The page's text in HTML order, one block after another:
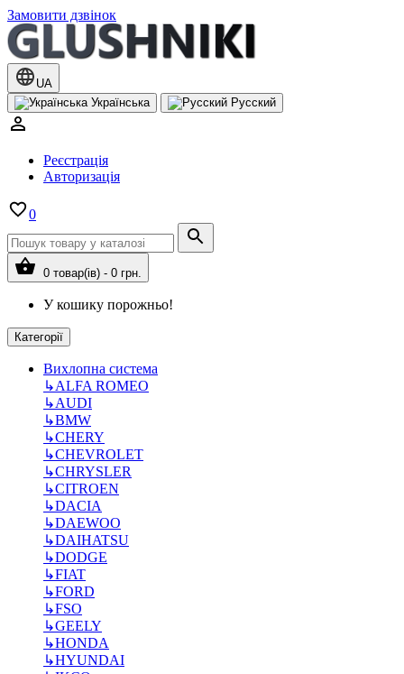
Замовити дзвінок
UA
Українська
Русский
Реєстрація
Авторизація
0
0 товар(ів) - 0 грн.
У кошику порожньо!
Категорії
Вихлопна система
↳ALFA ROMEO
↳AUDI
↳BMW
↳CHERY
↳CHEVROLET
↳CHRYSLER
↳CITROEN
↳DACIA
↳DAEWOO
↳DAIHATSU
↳DODGE
↳FIAT
↳FORD
↳FSO
↳GEELY
↳HONDA
↳HYUNDAI